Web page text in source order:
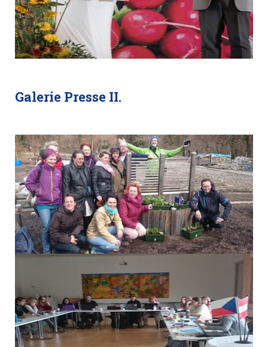
Galerie Presse II.